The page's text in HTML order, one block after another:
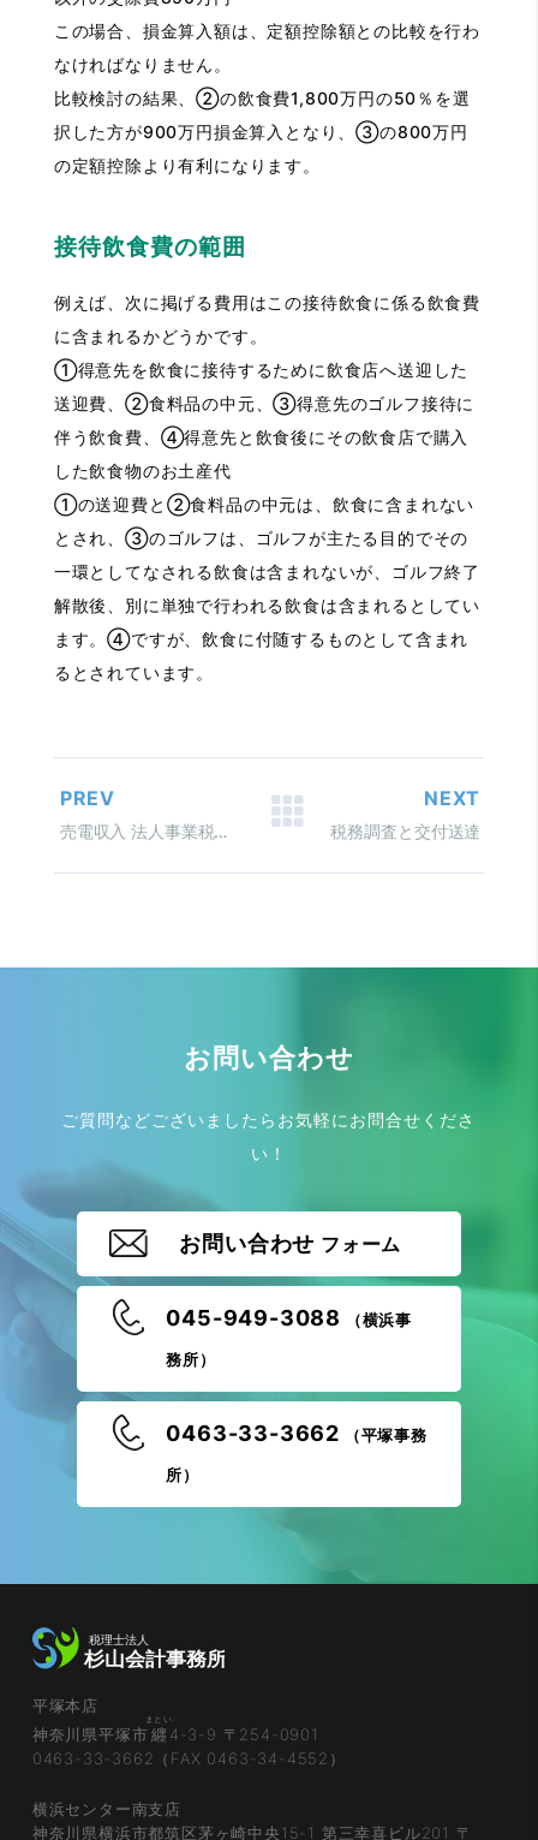
この場合、損金算入額は、定額控除額との比較を行わ
なければなりません。
比較検討の結果、②の飲食費1,800万円の50％を選
択した方が900万円損金算入となり、③の800万円
の定額控除より有利になります。
接待飲食費の範囲
例えば、次に掲げる費用はこの接待飲食に係る飲食費
に含まれるかどうかです。
①得意先を飲食に接待するために飲食店へ送迎した
送迎費、②食料品の中元、③得意先のゴルフ接待に
伴う飲食費、④得意先と飲食後にその飲食店で購入
した飲食物のお土産代
①の送迎費と②食料品の中元は、飲食に含まれない
とされ、③のゴルフは、ゴルフが主たる目的でその
一環としてなされる飲食は含まれないが、ゴルフ終了
解散後、別に単独で行われる飲食は含まれるとしてい
ます。④ですが、飲食に付随するものとして含まれ
るとされています。
PREV
売電収入 法人事業税は要注意
NEXT
税務調査と交付送達
お問い合わせ
ご質問などございましたらお気軽にお問合せくださ
い！
お問い合わせ フォーム
045-949-3088 （横浜事
務所）
0463-33-3662 （平塚事務
所）
平塚本店
神奈川県平塚市纒
まとい
4-3-9 〒254-0901
0463-33-3662（FAX 0463-34-4552）
横浜センター南支店
神奈川県横浜市都筑区茅ヶ崎中央15-1 第三幸喜ビル201 〒